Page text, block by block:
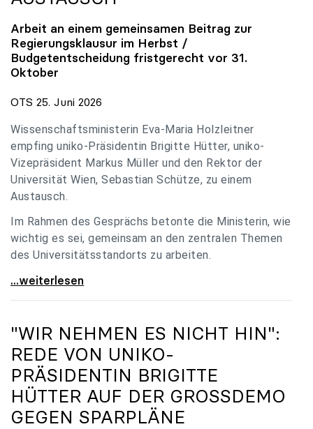
Arbeit an einem gemeinsamen Beitrag zur
Regierungsklausur im Herbst /
Budgetentscheidung fristgerecht vor 31.
Oktober
OTS 25. Juni 2026
Wissenschaftsministerin Eva-Maria Holzleitner
empfing uniko-Präsidentin Brigitte Hütter, uniko-
Vizepräsident Markus Müller und den Rektor der
Universität Wien, Sebastian Schütze, zu einem
Austausch.
Im Rahmen des Gesprächs betonte die Ministerin, wie
wichtig es sei, gemeinsam an den zentralen Themen
des Universitätsstandorts zu arbeiten.
Holzleitner empfing uniko-Spitze zum Austausch
...weiterlesen
"WIR NEHMEN ES NICHT HIN":
REDE VON UNIKO-
PRÄSIDENTIN BRIGITTE
HÜTTER AUF DER GROSSDEMO G
EGEN SPARPLÄNE